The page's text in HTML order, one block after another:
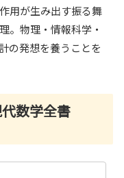
用が生み出す振る舞
。物理・情報科学・
の発想を養うことを
数学全書